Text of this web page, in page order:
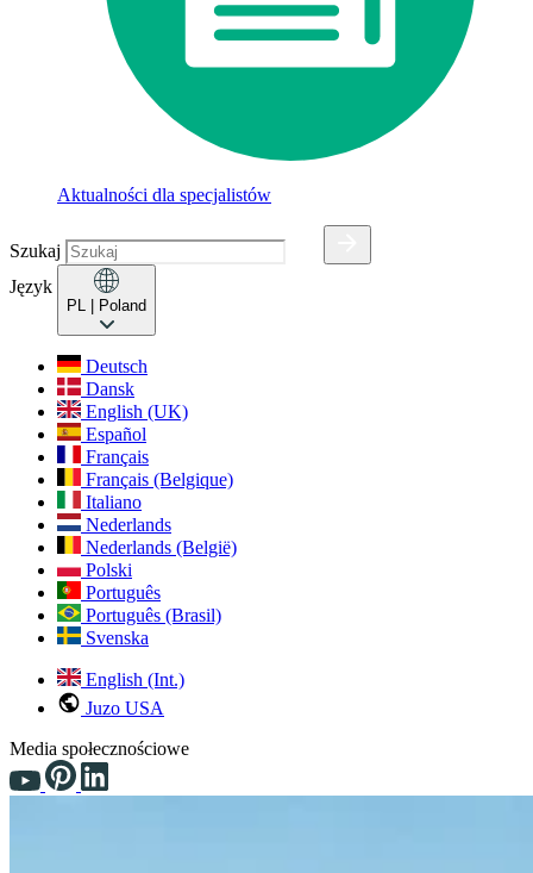
Aktualności dla specjalistów
Szukaj
Język
PL | Poland
Deutsch
Dansk
English (UK)
Español
Français
Français (Belgique)
Italiano
Nederlands
Nederlands (België)
Polski
Português
Português (Brasil)
Svenska
English (Int.)
Juzo USA
Media społecznościowe